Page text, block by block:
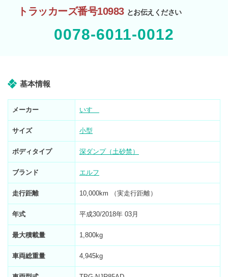
トラッカーズ番号10983 とお伝えください
0078-6011-0012
基本情報
メーカー いすゞ
サイズ 小型
ボディタイプ 深ダンプ（土砂禁）
ブランド エルフ
走行距離 10,000km （実走行距離）
年式 平成30/2018年 03月
最大積載量 1,800kg
車両総重量 4,945kg